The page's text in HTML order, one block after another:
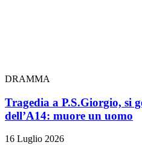
DRAMMA
Tragedia a P.S.Giorgio, si
dell’A14: muore un uomo
16 Luglio 2026